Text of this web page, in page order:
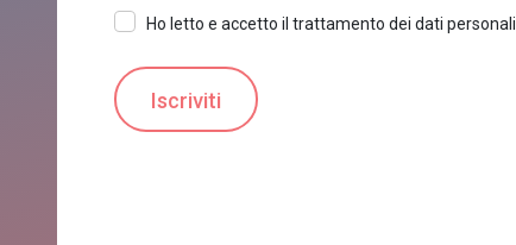
Ho letto e accetto il trattamento dei dati personali